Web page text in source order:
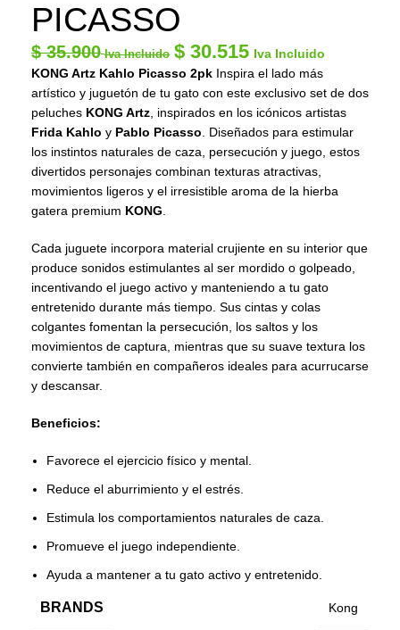
PICASSO
$35.900 Iva Incluido $ 30.515 Iva Incluido
KONG Artz Kahlo Picasso 2pk Inspira el lado más
artístico y juguetón de tu gato con este exclusivo set de dos
peluches KONG Artz , inspirados en los icónicos artistas
Frida Kahlo y Pablo Picasso . Diseñados para estimular
los instintos naturales de caza, persecución y juego, estos
divertidos personajes combinan texturas atractivas,
movimientos ligeros y el irresistible aroma de la hierba
gatera premium KONG
Cada juguete incorpora material crujiente en su interior que
produce sonidos estimulantes al ser mordido o golpeado,
incentivando el juego activo y manteniendo a tu gato
entretenido durante más tiempo. Sus cintas y colas
colgantes fomentan la persecución, los saltos y los
movimientos de captura, mientras que su suave textura los
convierte también en compañeros ideales para acurrucarse
y descansar.
Beneficios:
Favorece el ejercicio físico y mental.
Reduce el aburrimiento y el estrés.
Estimula los comportamientos naturales de caza.
Promueve el juego independiente.
Ayuda a mantener a tu gato activo y entretenido.
BRANDS Kong